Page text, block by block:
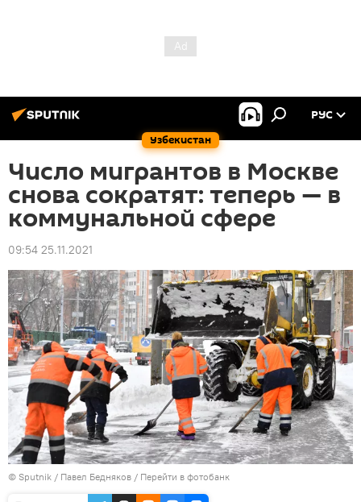
Узбекистан
РУС
Число мигрантов в Москве
снова сократят: теперь — в
коммунальной сфере
09:54 25.11.2021
© Sputnik / Павел Бедняков / Перейти в фотобанк